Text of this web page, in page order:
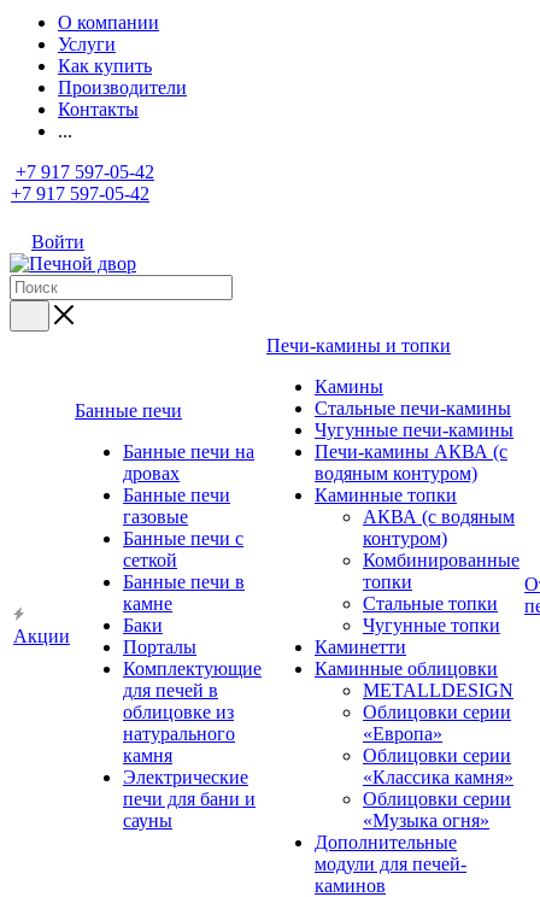
О компании
Услуги
Как купить
Производители
Контакты
...
+7 917 597-05-42
+7 917 597-05-42
Войти
Акции
Банные печи
Банные печи на
дровах
Банные печи
газовые
Банные печи с
сеткой
Банные печи в
камне
Баки
Порталы
Комплектующие
для печей в
облицовке из
натурального
камня
Электрические
печи для бани и
сауны
Печи-камины и топки
Камины
Стальные печи-камины
Чугунные печи-камины
Печи-камины АКВА (с
водяным контуром)
Каминные топки
АКВА (с водяным
контуром)
Комбинированные
топки
Стальные топки
Чугунные топки
Каминетти
Каминные облицовки
METALLDESIGN
Облицовки серии
«Европа»
Облицовки серии
«Классика камня»
Облицовки серии
«Музыка огня»
Дополнительные
модули для печей-
каминов